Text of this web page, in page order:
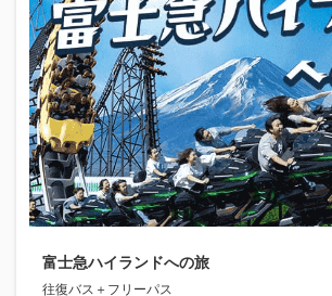
富士急ハイランドへの旅
往復バス＋フリーパス